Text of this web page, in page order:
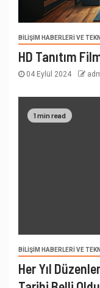
BILIŞIM HABERLERI VE
HD Tanıtım
04 Eylül 2024
1 min read
BILIŞIM HABERLERI VE
Her Yıl